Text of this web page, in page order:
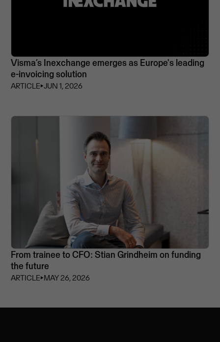
Visma’s Inexchange emerges as Europe's leading
e-invoicing solution
ARTICLE⏵JUN 1, 2026
From trainee to CFO: Stian Grindheim on funding
the future
ARTICLE⏵MAY 26, 2026